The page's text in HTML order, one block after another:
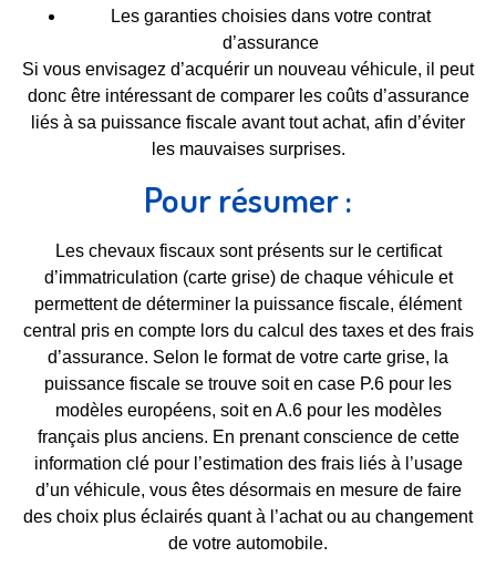
Les garanties choisies dans votre contrat
d’assurance
Si vous envisagez d’acquérir un nouveau véhicule, il peut
donc être intéressant de comparer les coûts d’assurance
liés à sa puissance fiscale avant tout achat, afin d’éviter
les mauvaises surprises.
Pour résumer :
Les chevaux fiscaux sont présents sur le certificat
d’immatriculation (carte grise) de chaque véhicule et
permettent de déterminer la puissance fiscale, élément
central pris en compte lors du calcul des taxes et des frais
d’assurance. Selon le format de votre carte grise, la
puissance fiscale se trouve soit en case P.6 pour les
modèles européens, soit en A.6 pour les modèles
français plus anciens. En prenant conscience de cette
information clé pour l’estimation des frais liés à l’usage
d’un véhicule, vous êtes désormais en mesure de faire
des choix plus éclairés quant à l’achat ou au changement
de votre automobile.